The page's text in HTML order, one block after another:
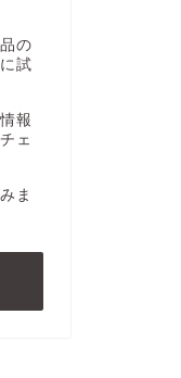
の
試
報
ェ
ま